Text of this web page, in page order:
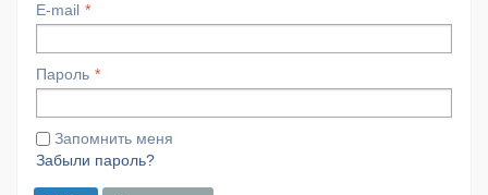
E-mail
Пароль
Запомнить меня
Забыли пароль?